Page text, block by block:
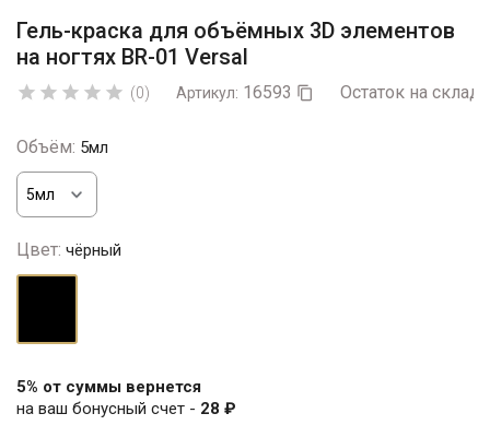
Гель-краска для объёмных 3D элементов
на ногтях BR-01 Versal
     (0) Артикул: 16593  Остаток на
Объём: 5мл
Цвет: чёрный
5% от суммы вернется
на ваш бонусный счет - 28 ₽